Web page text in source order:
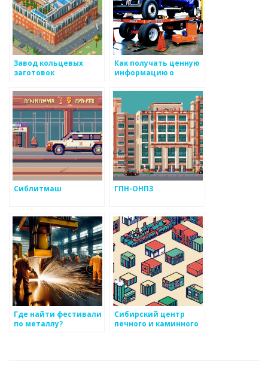
Завод кольцевых
заготовок
Как получать ценную
информацию о
производстве
металоизделий
Сиблитмаш ГПН-ОНПЗ
Где найти фестивали
по металлу?
Сибирский центр
печного и каминного